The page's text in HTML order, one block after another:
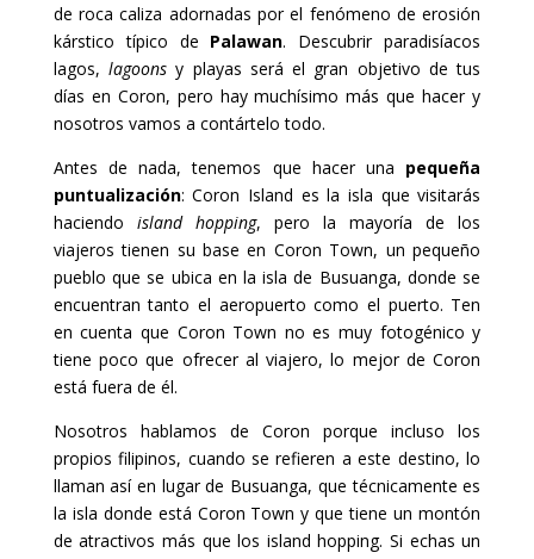
de roca caliza adornadas por el fenómeno de erosión
kárstico típico de Palawan. Descubrir paradisíacos
lagos,lagoons y playas será el gran objetivo de tus
días en Coron, pero hay muchísimo más que hacer y
nosotros vamos a contártelo todo.
Antes de nada, tenemos que hacer una pequeña
puntualización: Coron Island es la isla que visitarás
haciendo island hopping, pero la mayoría de los
viajeros tienen su base en Coron Town, un pequeño
pueblo que se ubica en la isla de Busuanga, donde se
encuentran tanto el aeropuerto como el puerto. Ten
en cuenta que Coron Town no es muy fotogénico y
tiene poco que ofrecer al viajero, lo mejor de Coron
está fuera de él.
Nosotros hablamos de Coron porque incluso los
propios filipinos, cuando se refieren a este destino, lo
llaman así en lugar de Busuanga, que técnicamente es
la isla donde está Coron Town y que tiene un montón
de atractivos más que los island hopping. Si echas un